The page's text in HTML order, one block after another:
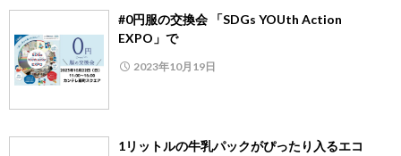
#0円服の交換会 「SDGs YOUth Action
EXPO」で
2023年10月19日
1リットルの牛乳パックがぴったり入るエコ